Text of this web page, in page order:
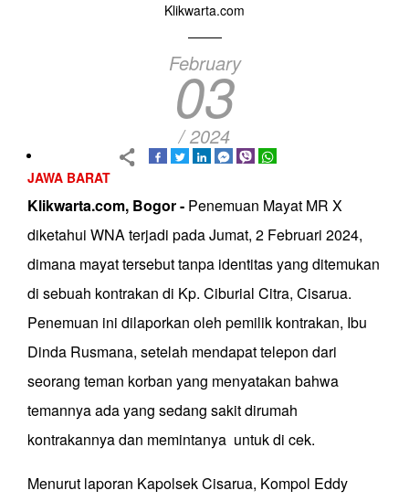
Klikwarta.com
February
03
/ 2024
JAWA BARAT
Klikwarta.com, Bogor - Penemuan Mayat MR X
diketahui WNA terjadi pada Jumat, 2 Februari 2024,
dimana mayat tersebut tanpa identitas yang ditemukan
di sebuah kontrakan di Kp. Ciburial Citra, Cisarua.
Penemuan ini dilaporkan oleh pemilik kontrakan, Ibu
Dinda Rusmana, setelah mendapat telepon dari
seorang teman korban yang menyatakan bahwa
temannya ada yang sedang sakit dirumah
kontrakannya dan memintanya untuk di cek.
Menurut laporan Kapolsek Cisarua, Kompol Eddy